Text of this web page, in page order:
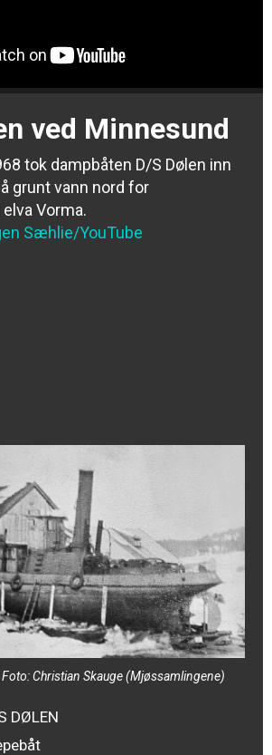
ved Minnesund
tok dampbåten D/S Dølen inn
grunt vann nord for
Vorma.
Sæhlie/YouTube
Christian Skauge (Mjøssamlingene)
DØLEN